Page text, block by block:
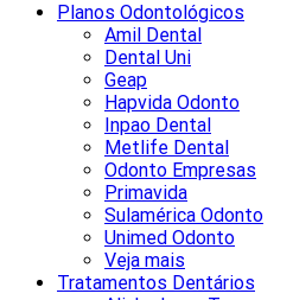
Planos Odontológicos
Amil Dental
Dental Uni
Geap
Hapvida Odonto
Inpao Dental
Metlife Dental
Odonto Empresas
Primavida
Sulamérica Odonto
Unimed Odonto
Veja mais
Tratamentos Dentários